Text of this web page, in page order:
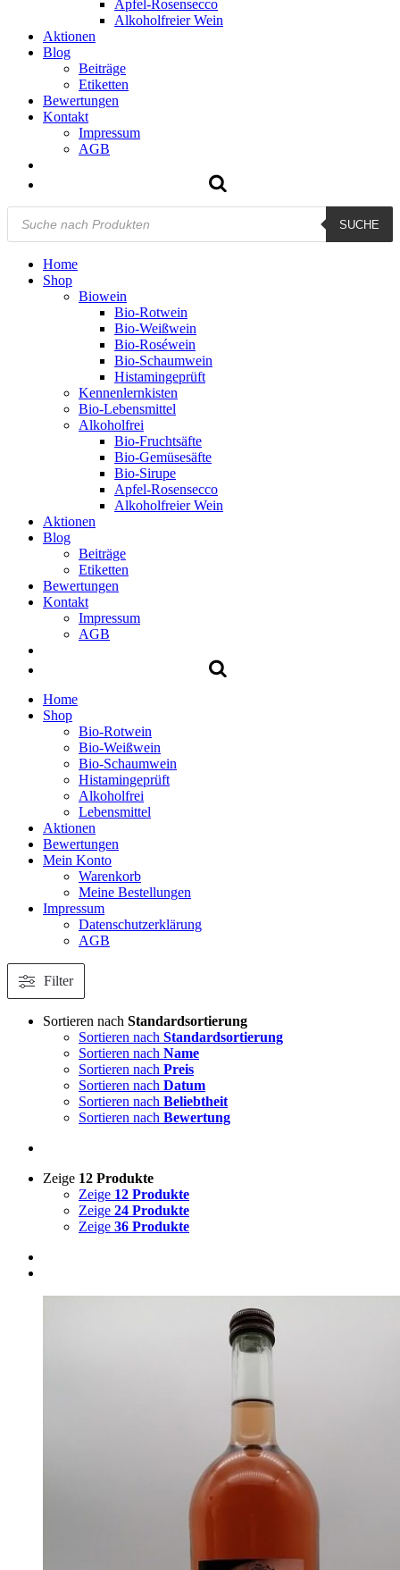
Apfel-Rosensecco
Alkoholfreier Wein
Aktionen
Blog
Beiträge
Etiketten
Bewertungen
Kontakt
Impressum
AGB
Products
search
SUCHE
Home
Shop
Biowein
Bio-Rotwein
Bio-Weißwein
Bio-Roséwein
Bio-Schaumwein
Histamingeprüft
Kennenlernkisten
Bio-Lebensmittel
Alkoholfrei
Bio-Fruchtsäfte
Bio-Gemüsesäfte
Bio-Sirupe
Apfel-Rosensecco
Alkoholfreier Wein
Aktionen
Blog
Beiträge
Etiketten
Bewertungen
Kontakt
Impressum
AGB
Home
Shop
Bio-Rotwein
Bio-Weißwein
Bio-Schaumwein
Histamingeprüft
Alkoholfrei
Lebensmittel
Aktionen
Bewertungen
Mein Konto
Warenkorb
Meine Bestellungen
Impressum
Datenschutzerklärung
AGB
Filter
Sortieren nach Standardsortierung
Sortieren nach Standardsortierung
Sortieren nach Name
Sortieren nach Preis
Sortieren nach Datum
Sortieren nach Beliebtheit
Sortieren nach Bewertung
Zeige 12 Produkte
Zeige 12 Produkte
Zeige 24 Produkte
Zeige 36 Produkte